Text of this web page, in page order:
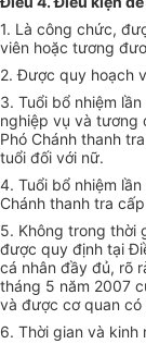
1. Là công chức,
viên hoặc tương
2.Được quy hoạch
3. Tuổi bổ nhiệm
nghiệp vụ và tương
Phó Chánh thanh
tuổi đối với nữ.
4. Tuổi bổ nhiệm
Chánh thanh tra
5. Không trong thời
được quy định tại
cá nhân đầy đủ, rõ
tháng 5 năm 2007
và được cơ quan có
6. Thời gian và kinh